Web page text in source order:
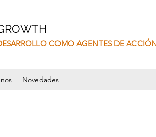
COMO AGENTES DE
Novedades